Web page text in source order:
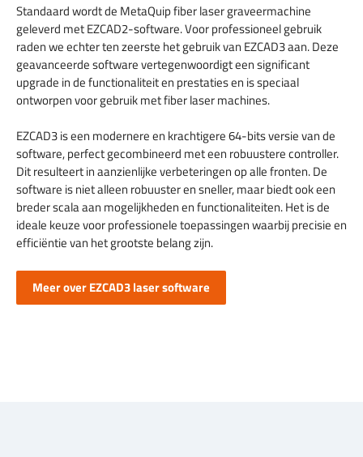
Standaard wordt de MetaQuip fiber laser graveermachine
geleverd met EZCAD2-software. Voor professioneel gebruik
raden we echter ten zeerste het gebruik van EZCAD3 aan. Deze
geavanceerde software vertegenwoordigt een significant
upgrade in de functionaliteit en prestaties en is speciaal
ontworpen voor gebruik met fiber laser machines.
EZCAD3 is een modernere en krachtigere 64-bits versie van de
software, perfect gecombineerd met een robuustere controller.
Dit resulteert in aanzienlijke verbeteringen op alle fronten. De
software is niet alleen robuuster en sneller, maar biedt ook een
breder scala aan mogelijkheden en functionaliteiten. Het is de
ideale keuze voor professionele toepassingen waarbij precisie en
efficiëntie van het grootste belang zijn.
Meer over EZCAD3 laser software